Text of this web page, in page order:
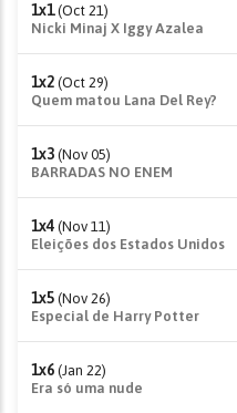
1x1 (Oct 21)
Nicki Minaj X Iggy Azalea
1x2 (Oct 29)
Quem matou Lana Del Rey?
1x3 (Nov 05)
BARRADAS NO ENEM
1x4 (Nov 11)
Eleições dos Estados Unidos
1x5 (Nov 26)
Especial de Harry Potter
1x6 (Jan 22)
Era só uma nude